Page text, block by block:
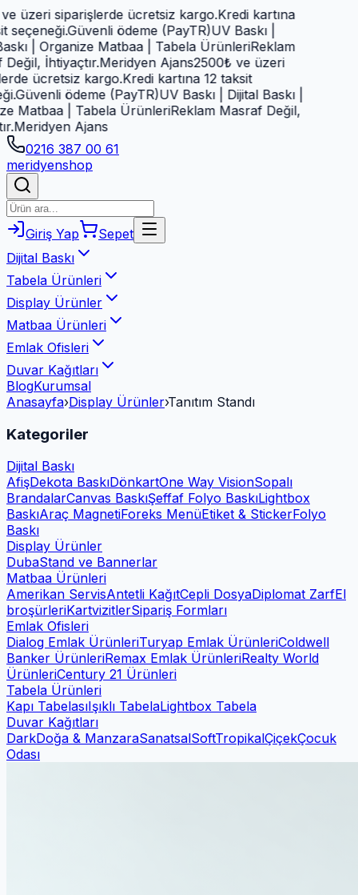
üzeri siparişlerde ücretsiz kargo.Kredi kartına
Güvenli ödeme (PayTR)UV Baskı |
| Organize Matbaa | Tabela ÜrünleriReklam
İhtiyaçtır.Meridyen Ajans2500₺ ve üzeri
ücretsiz kargo.Kredi kartına 12 taksit
Güvenli ödeme (PayTR)UV Baskı | Dijital Baskı |
Matbaa | Tabela ÜrünleriReklam Masraf Değil,
Meridyen Ajans
0216 387 00 61
meridyenshop
Giriş Yap
Sepet
Dijital Baskı
Tabela Ürünleri
Display Ürünler
Matbaa Ürünleri
Emlak Ofisleri
Duvar Kağıtları
BlogKurumsal
Anasayfa›Display Ürünler›Tanıtım Standı
Kategoriler
Dijital Baskı
AfişDekota BaskıDönkartOne Way VisionSopalı
BrandalarCanvas BaskıŞeffaf Folyo BaskıLightbox
BaskıAraç MagnetiForeks MenüEtiket & StickerFolyo
Baskı
Display Ürünler
DubaStand ve Bannerlar
Matbaa Ürünleri
Amerikan ServisAntetli KağıtCepli DosyaDiplomat ZarfEl
broşürleriKartvizitlerSipariş Formları
Emlak Ofisleri
Dialog Emlak ÜrünleriTuryap Emlak ÜrünleriColdwell
Banker ÜrünleriRemax Emlak ÜrünleriRealty World
ÜrünleriCentury 21 Ürünleri
Tabela Ürünleri
Kapı TabelasıIşıklı TabelaLightbox Tabela
Duvar Kağıtları
DarkDoğa & ManzaraSanatsalSoftTropikalÇiçekÇocuk
Odası